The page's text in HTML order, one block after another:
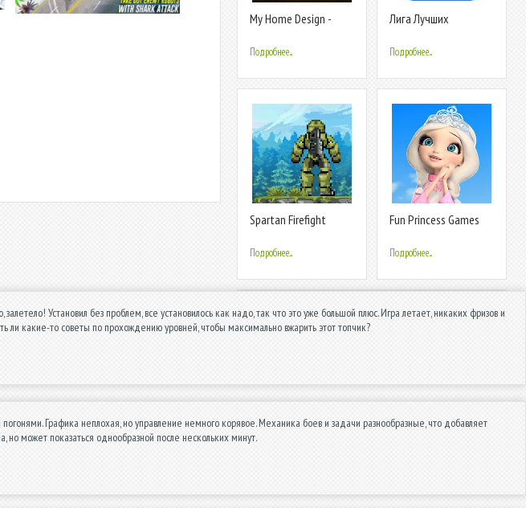
My Home Design -
Подробнее...
Лига Лучших
Подробнее...
Spartan Firefight
Подробнее...
Fun Princess Games
Подробнее...
Установил без проблем, все установилось как надо, так что это уже большой плюс. Игра летает, никаких фризов и
ли какие-то советы по прохождению уровней, чтобы максимально вжарить этот топчик?
Графика неплохая, но управление немного корявое. Механика боев и задачи разнообразные, что добавляет
может показаться однообразной после нескольких минут.